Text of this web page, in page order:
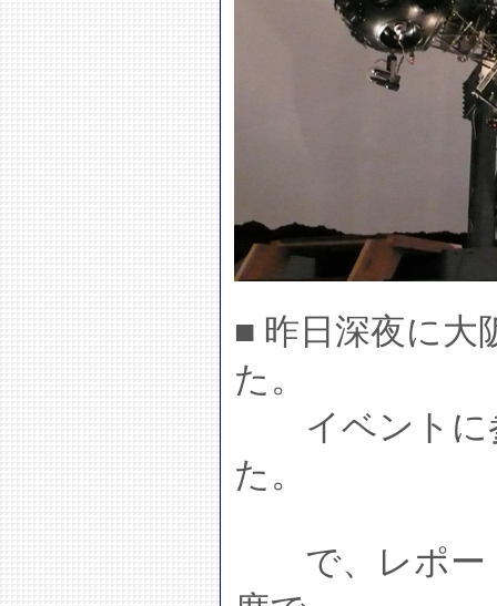
■ 昨日深夜に大
た。
イベントに
た。
で、レポー